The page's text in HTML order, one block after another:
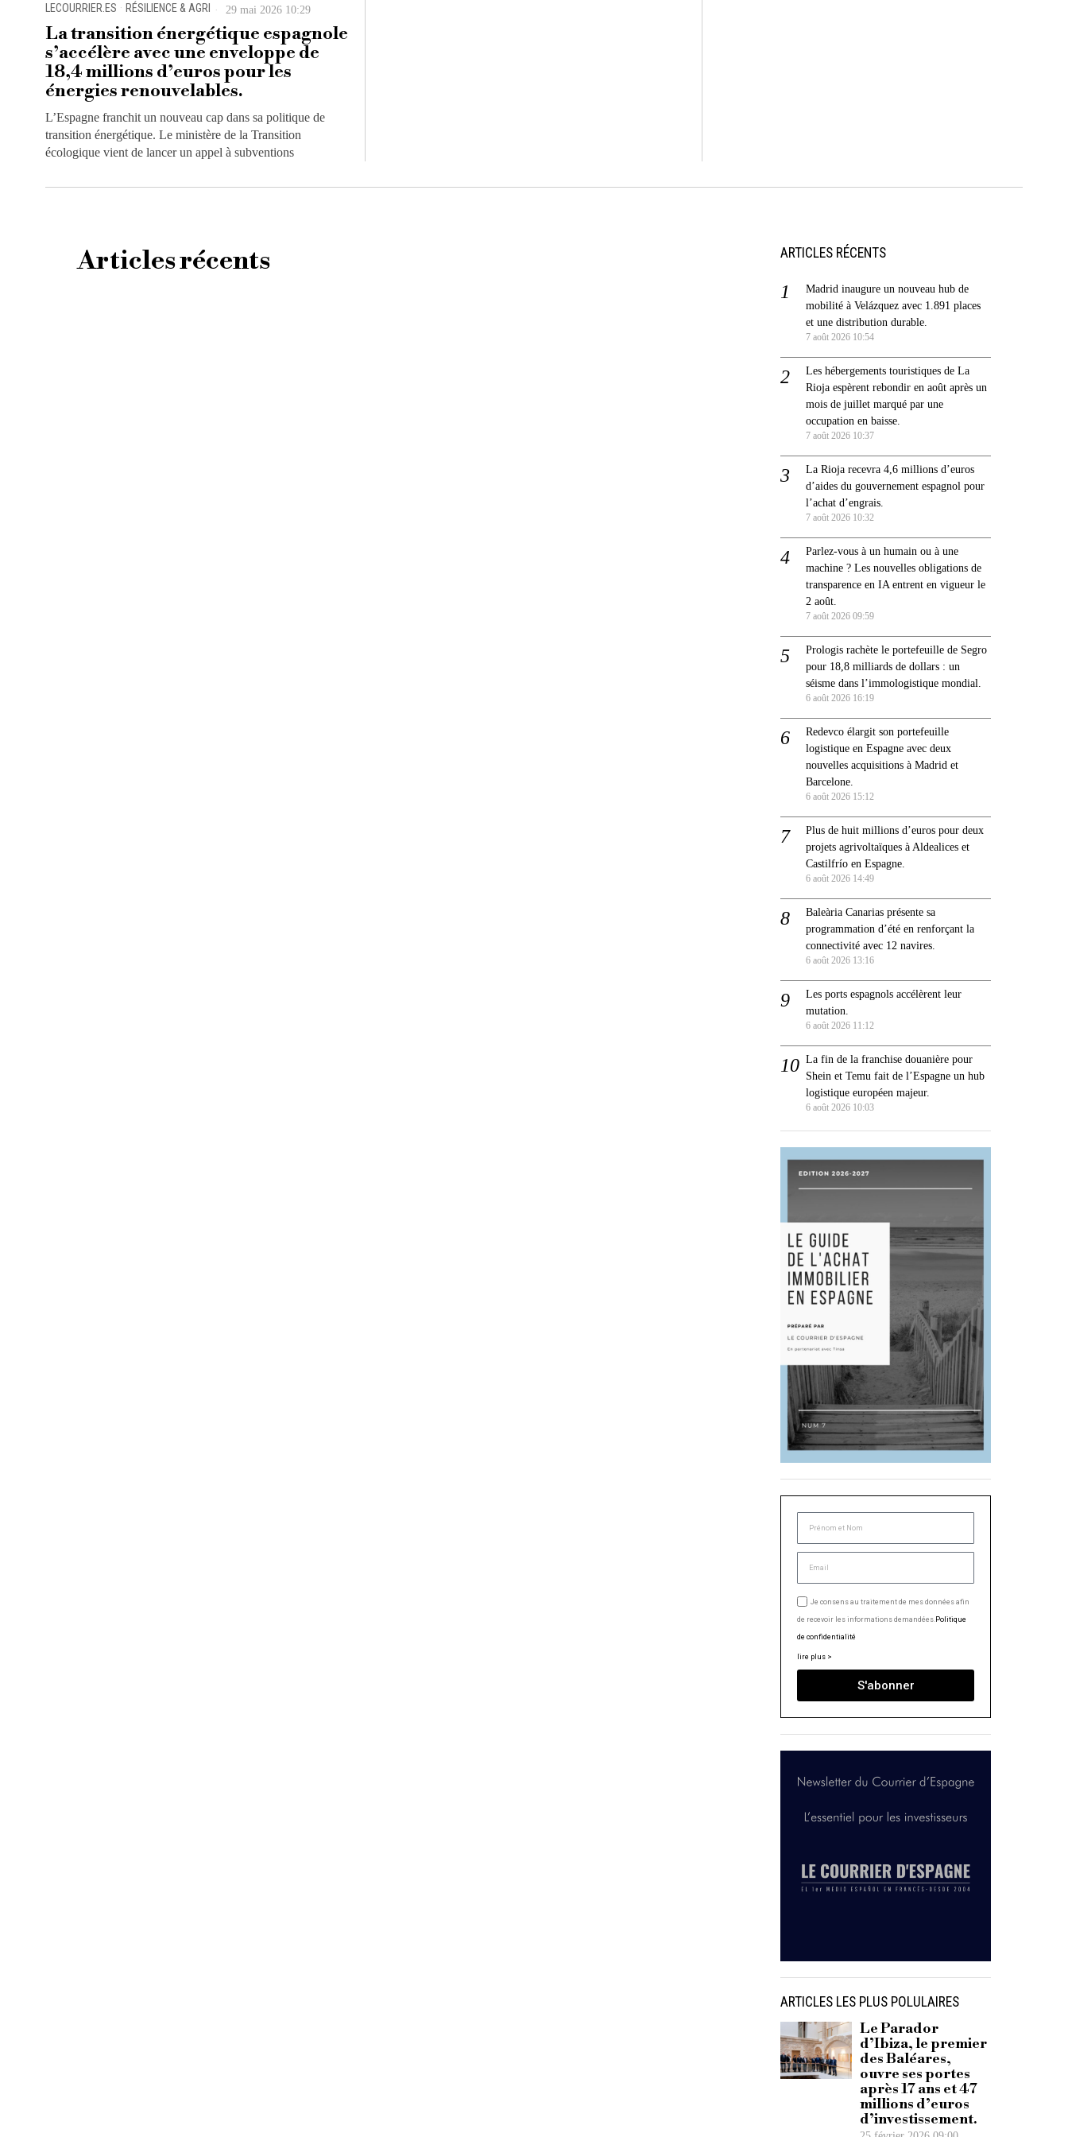
LECOURRIER.ES · RÉSILIENCE & AGRI 29 mai 2026 10:29
La transition énergétique espagnole
s’accélère avec une enveloppe de
18,4 millions d’euros pour les
énergies renouvelables.
L’Espagne franchit un nouveau cap dans sa politique de
transition énergétique. Le ministère de la Transition
écologique vient de lancer un appel à subventions
Articles récents ARTICLES RÉCENTS
Madrid inaugure un nouveau hub de
mobilité à Velázquez avec 1.891 places
et une distribution durable.
7 août 2026 10:54
Les hébergements touristiques de La
Rioja espèrent rebondir en août après un
mois de juillet marqué par une
occupation en baisse.
7 août 2026 10:37
La Rioja recevra 4,6 millions d’euros
d’aides du gouvernement espagnol pour
l’achat d’engrais.
7 août 2026 10:32
Parlez-vous à un humain ou à une
machine ? Les nouvelles obligations de
transparence en IA entrent en vigueur le
2 août.
7 août 2026 09:59
Prologis rachète le portefeuille de Segro
pour 18,8 milliards de dollars : un
séisme dans l’immologistique mondial.
6 août 2026 16:19
Redevco élargit son portefeuille
logistique en Espagne avec deux
nouvelles acquisitions à Madrid et
Barcelone.
6 août 2026 15:12
Plus de huit millions d’euros pour deux
projets agrivoltaïques à Aldealices et
Castilfrío en Espagne.
6 août 2026 14:49
Baleària Canarias présente sa
programmation d’été en renforçant la
connectivité avec 12 navires.
6 août 2026 13:16
Les ports espagnols accélèrent leur
mutation.
6 août 2026 11:12
La fin de la franchise douanière pour
Shein et Temu fait de l’Espagne un hub
logistique européen majeur.
6 août 2026 10:03
Je consens au traitement de mes données afin
de recevoir les informations demandées.Politique
de confidentialité
lire plus >
S'abonner
ARTICLES LES PLUS POLULAIRES
Le Parador
d’Ibiza, le premier
des Baléares,
ouvre ses portes
après 17 ans et 47
millions d’euros
d’investissement.